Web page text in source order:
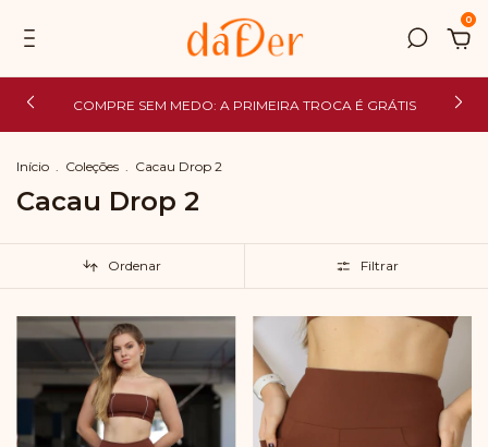
0
COMPRE SEM MEDO: A PRIMEIRA TROCA É GRÁTIS
Início . Coleções . Cacau Drop 2
Cacau Drop 2
Ordenar Filtrar